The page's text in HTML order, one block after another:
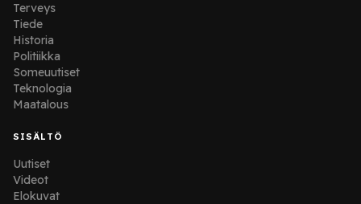
Terveys
Tiede
Historia
Politiikka
Someuutiset
Teknologia
Maatalous
SISÄLTÖ
Uutiset
Videot
Elokuvat